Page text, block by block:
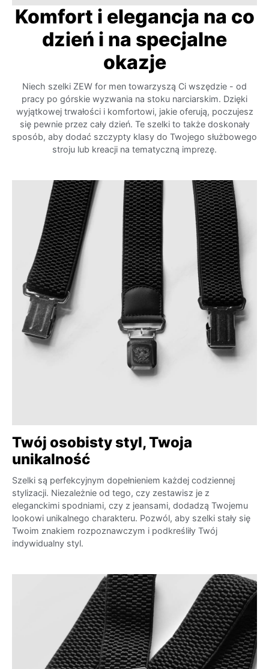
Komfort i elegancja na co
dzień i na specjalne
okazje
Niech szelki ZEW for men towarzyszą Ci wszędzie - od
pracy po górskie wyzwania na stoku narciarskim. Dzięki
wyjątkowej trwałości i komfortowi, jakie oferują, poczujesz
się pewnie przez cały dzień. Te szelki to także doskonały
sposób, aby dodać szczypty klasy do Twojego służbowego
stroju lub kreacji na tematyczną imprezę.
Twój osobisty styl, Twoja
unikalność
Szelki są perfekcyjnym dopełnieniem każdej codziennej
stylizacji. Niezależnie od tego, czy zestawisz je z
eleganckimi spodniami, czy z jeansami, dodadzą Twojemu
lookowi unikalnego charakteru. Pozwól, aby szelki stały się
Twoim znakiem rozpoznawczym i podkreśliły Twój
indywidualny styl.